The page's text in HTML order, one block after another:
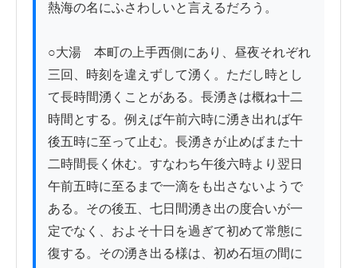
熱海の名にふさわしいと言えるだろう。
○大湯　本町の上手西側にあり、昼夜それぞれ
三回、時刻を違えずして湧く。ただし時とし
て長時間湧くことがある。長湧きは概ね十二
時間とする。例えば午前六時に湧き出れば午
後五時に至って止む。長湧きが止めばまた十
二時間長く休む。すなわち午後六時より翌日
午前五時に至るまで一滴をも出さないようで
ある。その後五、七日間湧き出の度合いが一
定でなく、およそ十日を過ぎて初めて常態に
復する。その湧き出る様は、初め石垣の間に